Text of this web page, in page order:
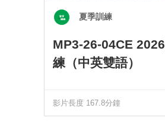
夏季訓練
MP3-26-04CE 2026
練（中英雙語）
影片長度 167.8分鐘